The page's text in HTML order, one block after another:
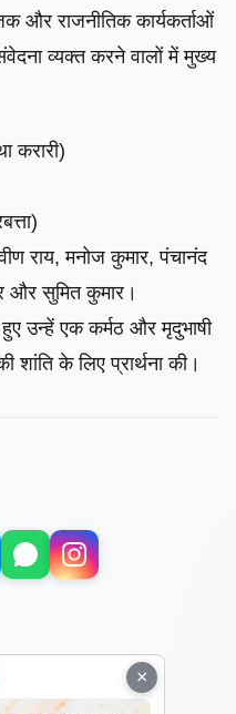
और राजनीतिक कार्यकर्ताओं
व्यक्त करने वालों में मुख्य
करारी)
राय, मनोज कुमार, पंचानंद
और सुमित कुमार।
उन्हें एक कर्मठ और मृदुभाषी
शांति के लिए प्रार्थना की।
×